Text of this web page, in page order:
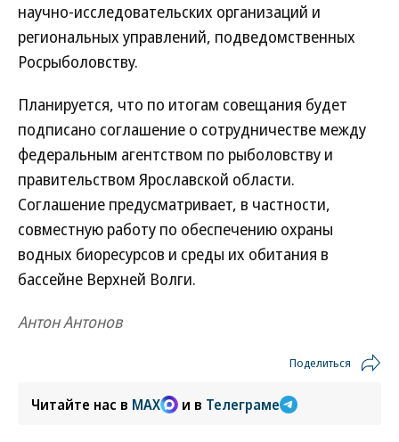
научно-исследовательских организаций и
региональных управлений, подведомственных
Росрыболовству.
Планируется, что по итогам совещания будет
подписано соглашение о сотрудничестве между
федеральным агентством по рыболовству и
правительством Ярославской области.
Соглашение предусматривает, в частности,
совместную работу по обеспечению охраны
водных биоресурсов и среды их обитания в
бассейне Верхней Волги.
Антон Антонов
Поделиться
Читайте нас в MAX и в Телеграме